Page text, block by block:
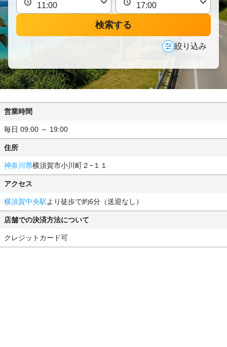
検索する
絞り込み
営業時間
毎日 09:00 ～ 19:00
住所
神奈川県横須賀市小川町２−１１
アクセス
横須賀中央駅より徒歩で約6分（送迎なし）
店舗での決済方法について
クレジットカード可